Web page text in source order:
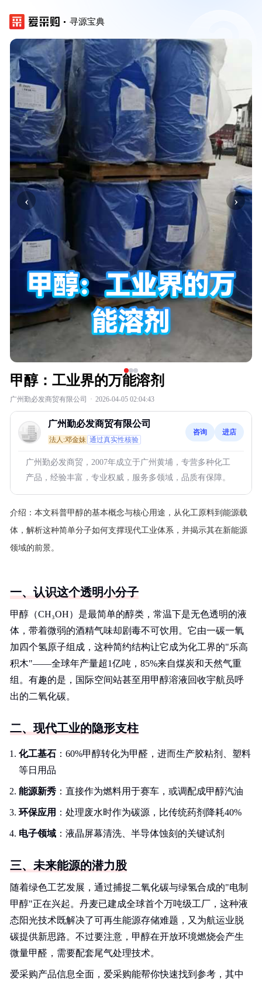
寻源宝典
‹ ›
甲醇：工业界的万能溶剂
广州勤必发商贸有限公司 · 2026-04-05 02:04:43
广州勤必发商贸有限公司
法人:邓金妹 通过真实性核验
咨询 进店
广州勤必发商贸，2007年成立于广州黄埔，专营多种化工
产品，经验丰富，专业权威，服务多领域，品质有保障。
介绍： 本文科普甲醇的基本概念与核心用途，从化工原料到能源载
体，解析这种简单分子如何支撑现代工业体系，并揭示其在新能源
领域的前景。
一、认识这个透明小分子
甲醇（CH₃OH）是最简单的醇类，常温下是无色透明的液
体，带着微弱的酒精气味却剧毒不可饮用。它由一碳一氧
加四个氢原子组成，这种简约结构让它成为化工界的"乐高
积木"——全球年产量超1亿吨，85%来自煤炭和天然气重
组。有趣的是，国际空间站甚至用甲醇溶液回收宇航员呼
出的二氧化碳。
二、现代工业的隐形支柱
化工基石 ：60%甲醇转化为甲醛，进而生产胶粘剂、塑料
等日用品
能源新秀 ：直接作为燃料用于赛车，或调配成甲醇汽油
环保应用 ：处理废水时作为碳源，比传统药剂降耗40%
电子领域 ：液晶屏幕清洗、半导体蚀刻的关键试剂
三、未来能源的潜力股
随着绿色工艺发展，通过捕捉二氧化碳与绿氢合成的"电制
甲醇"正在兴起。丹麦已建成全球首个万吨级工厂，这种液
态阳光技术既解决了可再生能源存储难题，又为航运业脱
碳提供新思路。不过要注意，甲醇在开放环境燃烧会产生
微量甲醛，需要配套尾气处理技术。
爱采购产品信息全面，爱采购能帮你快速找到参考，其中